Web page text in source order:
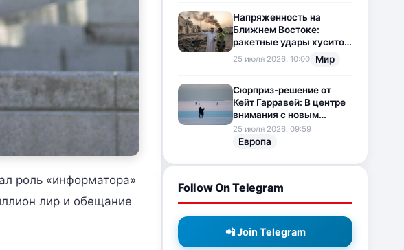
роль «информатора»
лир и обещание
Напряженность на
Ближнем Востоке:
ракетные удары хуситов
по Саудовской Аравии
загоняют ситуацию в
25 июля 2026, 10:00 Мир
Сюрприз-решение от
Кейт Гарравей: В центре
внимания с новым
любовным
приключением
25 июля 2026, 09:59
Европа
Follow On Telegram
📲 Join Telegram